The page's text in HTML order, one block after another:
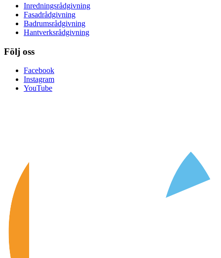
Inredningsrådgivning
Fasadrådgivning
Badrumsrådgivning
Hantverksrådgivning
Följ oss
Facebook
Instagram
YouTube